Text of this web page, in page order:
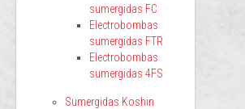
sumergidas FC
Electrobombas
sumergidas FTR
Electrobombas
sumergidas 4FS
Sumergidas Koshin